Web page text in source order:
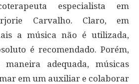
especialista em
Carvalho. Claro, em
a música não é utilizada,
é recomendado. Porém,
maneira adequada, músicas
em um auxiliar e colaborar